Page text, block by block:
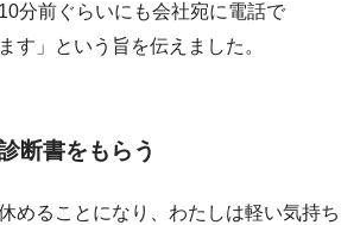
分前ぐらいにも会社宛に電話で
す」という旨を伝えました。
断書をもらう
めることになり、わたしは軽い気持ち